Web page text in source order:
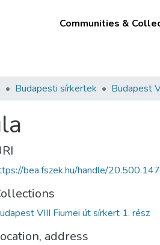
Communities &
Budapesti sírkertek
bea.fszek.hu/handle/
VIII Fiumei út sírkert 1. rész
address